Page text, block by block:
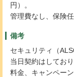
円）。
管理費なし、保険任
備考
セキュリティ（
当日契約はしており
料金、キャンペー